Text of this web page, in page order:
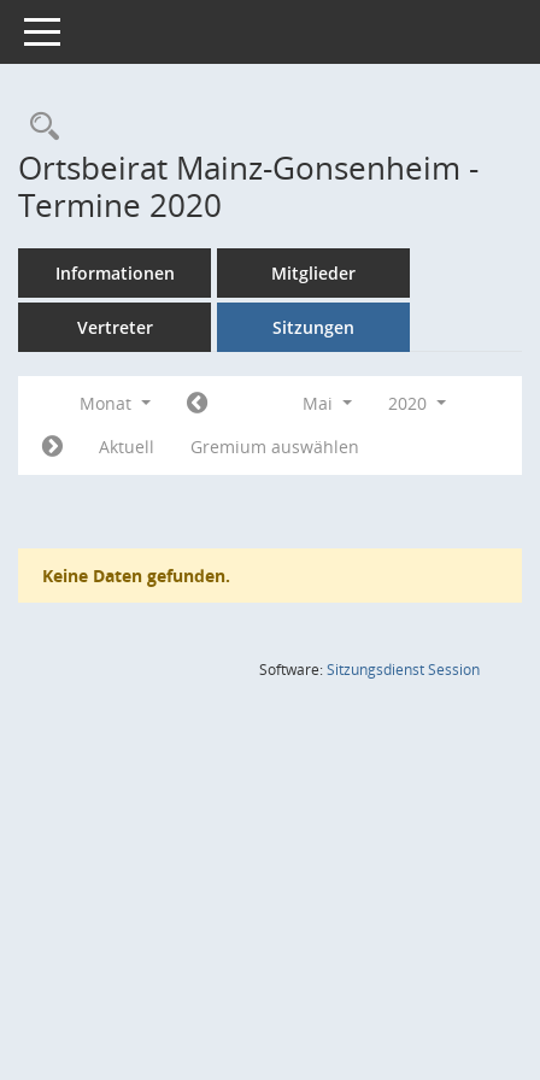
Toggle navigation
Rechercheauswahl
Ortsbeirat Mainz-Gonsenheim -
Termine 2020
Informationen Mitglieder
Vertreter Sitzungen
Monat Mai
2020
Aktuell
Gremium auswählen
Keine Daten gefunden.
Software:SitzungsdienstSession(Wird in